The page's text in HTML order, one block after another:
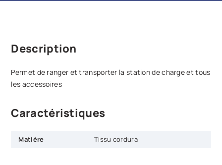
Description
Permet de ranger et transporter la station de charge et tous
les accessoires
Caractéristiques
Matière Tissu cordura